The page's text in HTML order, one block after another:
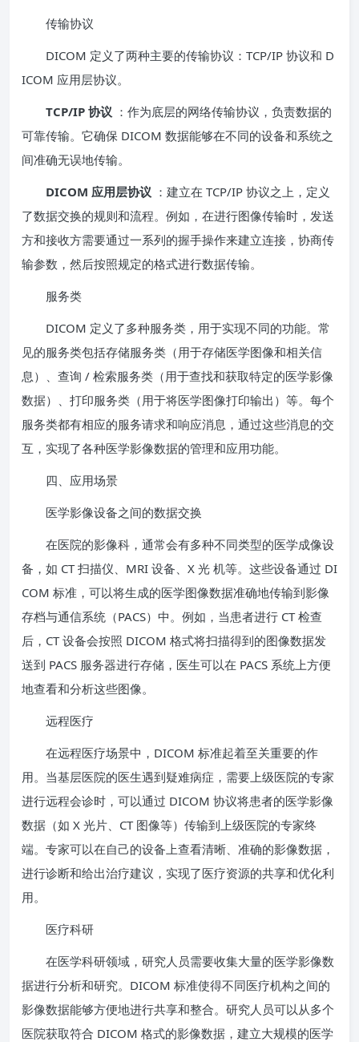
传输协议
DICOM 定义了两种主要的传输协议：TCP/IP 协议和 D
ICOM 应用层协议。
TCP/IP 协议 ：作为底层的网络传输协议，负责数据的
可靠传输。它确保 DICOM 数据能够在不同的设备和系统之
间准确无误地传输。
DICOM 应用层协议 ：建立在 TCP/IP 协议之上，定义
了数据交换的规则和流程。例如，在进行图像传输时，发送
方和接收方需要通过一系列的握手操作来建立连接，协商传
输参数，然后按照规定的格式进行数据传输。
服务类
DICOM 定义了多种服务类，用于实现不同的功能。常
见的服务类包括存储服务类（用于存储医学图像和相关信
息）、查询 / 检索服务类（用于查找和获取特定的医学影像
数据）、打印服务类（用于将医学图像打印输出）等。每个
服务类都有相应的服务请求和响应消息，通过这些消息的交
互，实现了各种医学影像数据的管理和应用功能。
四、应用场景
医学影像设备之间的数据交换
在医院的影像科，通常会有多种不同类型的医学成像设
备，如 CT 扫描仪、MRI 设备、X 光 机等。这些设备通过 DI
COM 标准，可以将生成的医学图像数据准确地传输到影像
存档与通信系统（PACS）中。例如，当患者进行 CT 检查
后，CT 设备会按照 DICOM 格式将扫描得到的图像数据发
送到 PACS 服务器进行存储，医生可以在 PACS 系统上方便
地查看和分析这些图像。
远程医疗
在远程医疗场景中，DICOM 标准起着至关重要的作
用。当基层医院的医生遇到疑难病症，需要上级医院的专家
进行远程会诊时，可以通过 DICOM 协议将患者的医学影像
数据（如 X 光片、CT 图像等）传输到上级医院的专家终
端。专家可以在自己的设备上查看清晰、准确的影像数据，
进行诊断和给出治疗建议，实现了医疗资源的共享和优化利
用。
医疗科研
在医学科研领域，研究人员需要收集大量的医学影像数
据进行分析和研究。DICOM 标准使得不同医疗机构之间的
影像数据能够方便地进行共享和整合。研究人员可以从多个
医院获取符合 DICOM 格式的影像数据，建立大规模的医学